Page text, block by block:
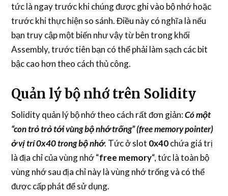
tức là ngay trước khi chúng được ghi vào bộ nhớ hoặc
trước khi thực hiện so sánh. Điều này có nghĩa là nếu
bạn truy cập một biến như vậy từ bên trong khối
Assembly, trước tiên bạn có thể phải làm sạch các bit
bậc cao hơn theo cách thủ công.
Quản lý bộ nhớ trên Solidity
Solidity quản lý bộ nhớ theo cách rất đơn giản:Có một
“con trỏ trỏ tới vùng bộ nhớ trống” (free memory pointer)
ở vị trí 0x40 trong bộ nhớ. Tức ở slot 0x40chứa giá trị
là địa chỉ của vùng nhớ “free memory“, tức là toàn bộ
vùng nhớ sau địa chỉ này là vùng nhớ trống và có thể
được cấp phát để sử dụng.